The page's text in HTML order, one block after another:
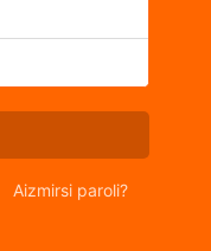
Aizmirsi paroli?